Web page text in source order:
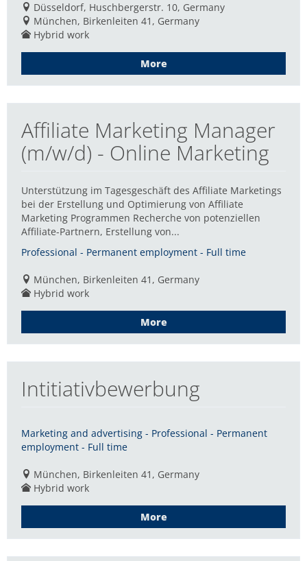
Düsseldorf, Huschbergerstr. 10, Germany
München, Birkenleiten 41, Germany
Hybrid work
More
Affiliate Marketing Manager
(m/w/d) - Online Marketing
Unterstützung im Tagesgeschäft des Affiliate Marketings
bei der Erstellung und Optimierung von Affiliate
Marketing Programmen Recherche von potenziellen
Affiliate-Partnern, Erstellung von...
Professional - Permanent employment - Full time
München, Birkenleiten 41, Germany
Hybrid work
More
Intitiativbewerbung
Marketing and advertising - Professional - Permanent
employment - Full time
München, Birkenleiten 41, Germany
Hybrid work
More